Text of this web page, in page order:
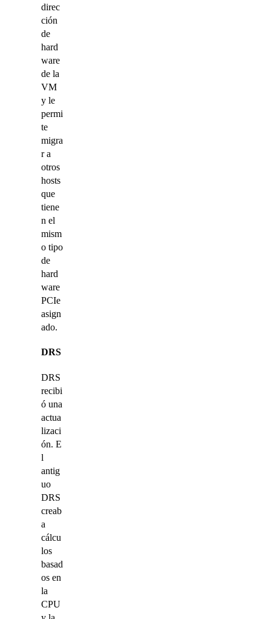
direc
ción
de
hard
ware
de la
VM
y le
permi
te
migra
r a
otros
hosts
que
tiene
n el
mism
o tipo
de
hard
ware
PCIe
asign
ado.
DRS
DRS
recibi
ó una
actua
lizaci
ón. E
l
antig
uo
DRS
creab
a
cálcu
los
basad
os en
la
CPU